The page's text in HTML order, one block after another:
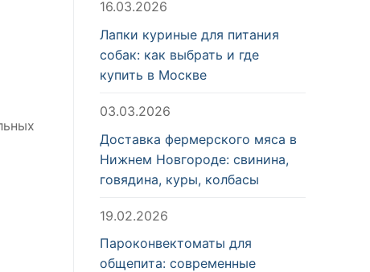
16.03.2026
Лапки куриные для питания
собак: как выбрать и где
купить в Москве
03.03.2026
Доставка фермерского мяса в
Нижнем Новгороде: свинина,
говядина, куры, колбасы
19.02.2026
Пароконвектоматы для
общепита: современные